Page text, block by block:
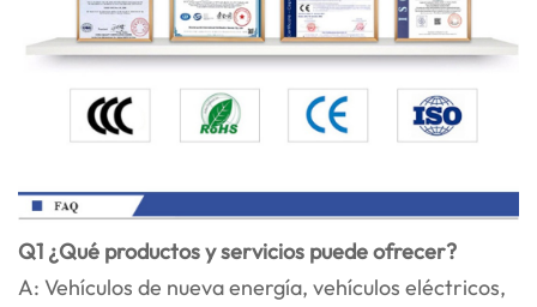
Q1 ¿Qué productos y servicios puede ofrecer?
A: Vehículos de nueva energía, vehículos eléctricos,